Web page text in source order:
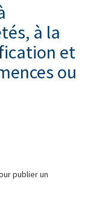
à la
et
ou
à la certification
publier un